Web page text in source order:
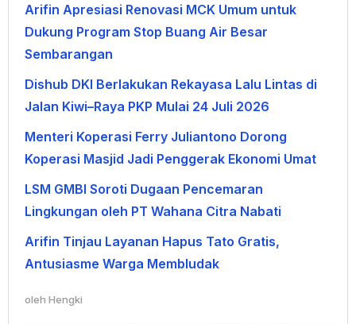
Arifin Apresiasi Renovasi MCK Umum untuk
Dukung Program Stop Buang Air Besar
Sembarangan
Dishub DKI Berlakukan Rekayasa Lalu Lintas di
Jalan Kiwi–Raya PKP Mulai 24 Juli 2026
Menteri Koperasi Ferry Juliantono Dorong
Koperasi Masjid Jadi Penggerak Ekonomi Umat
LSM GMBI Soroti Dugaan Pencemaran
Lingkungan oleh PT Wahana Citra Nabati
Arifin Tinjau Layanan Hapus Tato Gratis,
Antusiasme Warga Membludak
oleh Hengki